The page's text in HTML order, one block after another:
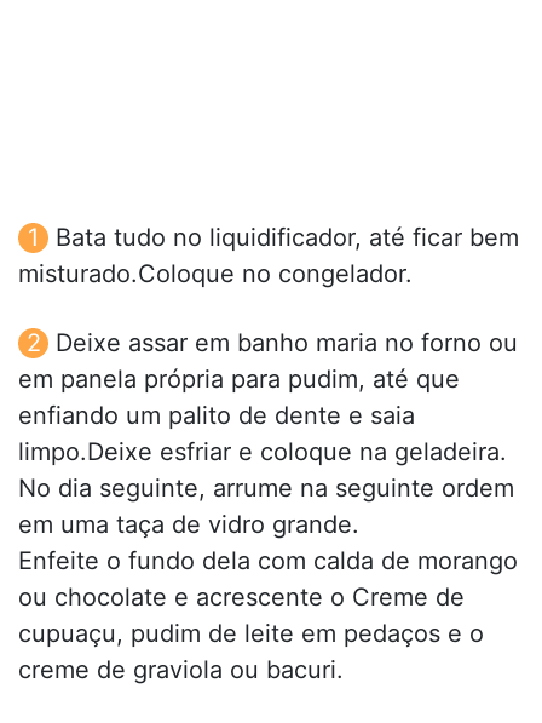
Bata tudo no liquidificador, até ficar bem
misturado.Coloque no congelador.
Deixe assar em banho maria no forno ou
em panela própria para pudim, até que
enfiando um palito de dente e saia
limpo.Deixe esfriar e coloque na geladeira.
No dia seguinte, arrume na seguinte ordem
em uma taça de vidro grande.
Enfeite o fundo dela com calda de morango
ou chocolate e acrescente o Creme de
cupuaçu, pudim de leite em pedaços e o
creme de graviola ou bacuri.